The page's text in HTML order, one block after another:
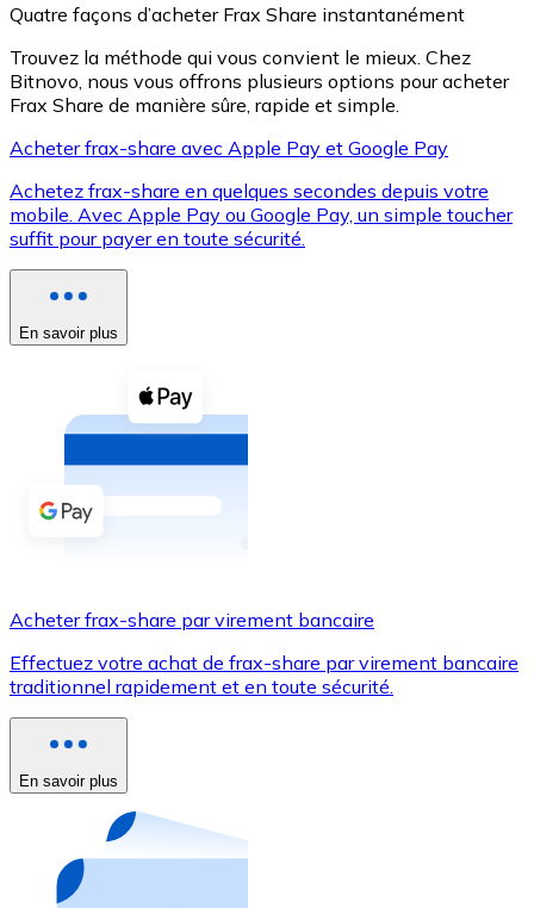
XRP
XRP
Voir toutes
Coupons crypto
Achetez des cryptomonnaies en espèces et d'autres
Acheter avec espèces
Virement SEPA
Utilisez les cartes Visa et Mastercard pour acheter
Acheter avec carte
Nouveau
Achetez des cartes-cadeaux de vos marques
Aller à la boutique de cartes-cadeaux
Quatre façons d’acheter Frax Share instantanément
Trouvez la méthode qui vous convient le mieux. Chez
Bitnovo, nous vous offrons plusieurs options pour acheter
Frax Share de manière sûre, rapide et simple.
Acheter frax-share avec Apple Pay et Google Pay
Achetez frax-share en quelques secondes depuis votre
mobile. Avec Apple Pay ou Google Pay, un simple toucher
suffit pour payer en toute sécurité.
En savoir plus
Acheter frax-share par virement bancaire
Effectuez votre achat de frax-share par virement bancaire
traditionnel rapidement et en toute sécurité.
En savoir plus